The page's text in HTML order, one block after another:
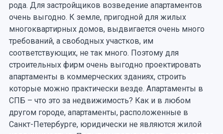
рода. Для застройщиков возведение апартаментов
очень выгодно. К земле, пригодной для жилых
многоквартирных домов, выдвигается очень много
требований, а свободных участков, им
соответствующих, не так много. Поэтому для
строительных фирм очень выгодно проектировать
апартаменты в коммерческих зданиях, строить
которые можно практически везде. Апартаменты в
СПБ – что это за недвижимость? Как и в любом
другом городе, апартаменты, расположенные в
Санкт-Петербурге, юридически не являются жилой